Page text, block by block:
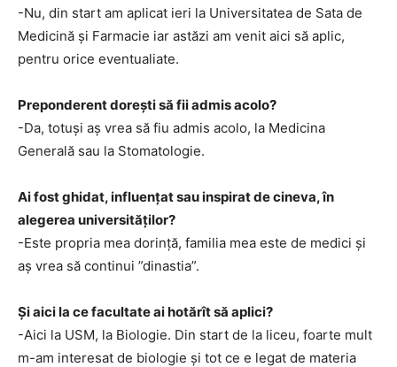
-Nu, din start am aplicat ieri la Universitatea de Sata de
Medicină și Farmacie iar astăzi am venit aici să aplic,
pentru orice eventualiate.
Preponderent dorești să fii admis acolo?
-Da, totuși aș vrea să fiu admis acolo, la Medicina
Generală sau la Stomatologie.
Ai fost ghidat, influențat sau inspirat de cineva, în
alegerea universităților?
-Este propria mea dorință, familia mea este de medici și
aș vrea să continui ”dinastia”.
Și aici la ce facultate ai hotărît să aplici?
-Aici la USM, la Biologie. Din start de la liceu, foarte mult
m-am interesat de biologie și tot ce e legat de materia